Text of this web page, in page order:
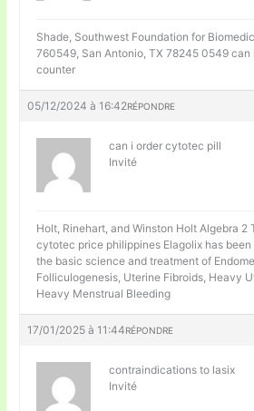
Shade, Southwest Foundation for
760549, San Antonio, TX 78245 0549can
counter
05/12/2024 à 16:42RÉPONDRE
can i order cytotec pill
Invité
Holt, Rinehart, and Winston Holt Algebra 2
cytotec price philippines Elagolix has
the basic science and treatment of
Folliculogenesis, Uterine Fibroids, Heavy
Heavy Menstrual Bleeding
17/01/2025 à 11:44RÉPONDRE
contraindications to lasix
Invité